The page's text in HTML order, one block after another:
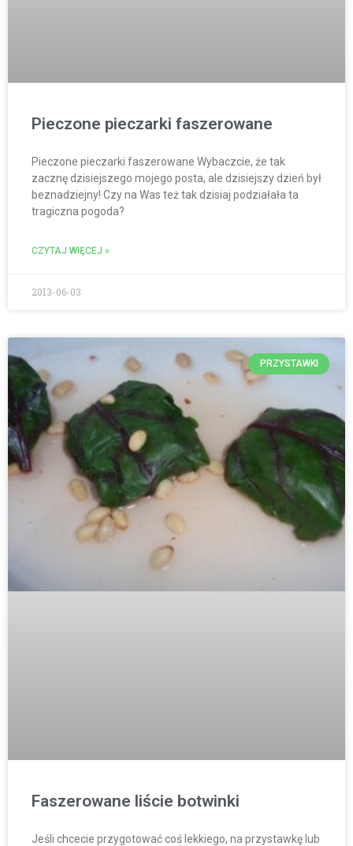
Pieczone pieczarki faszerowane
Pieczone pieczarki faszerowane Wybaczcie, że tak
zacznę dzisiejszego mojego posta, ale dzisiejszy dzień był
beznadziejny! Czy na Was też tak dzisiaj podziałała ta
tragiczna pogoda?
CZYTAJ WIĘCEJ »
2013-06-03
PRZYSTAWKI
Faszerowane liście botwinki
Jeśli chcecie przygotować coś lekkiego, na przystawkę lub